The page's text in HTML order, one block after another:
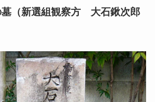
墓（新選組観察方 大石鍬次郎